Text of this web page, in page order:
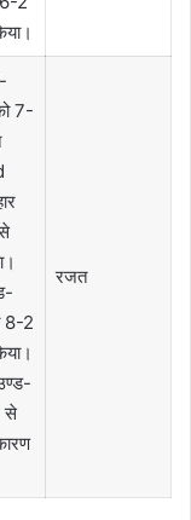
7-
8-2
से
रजत